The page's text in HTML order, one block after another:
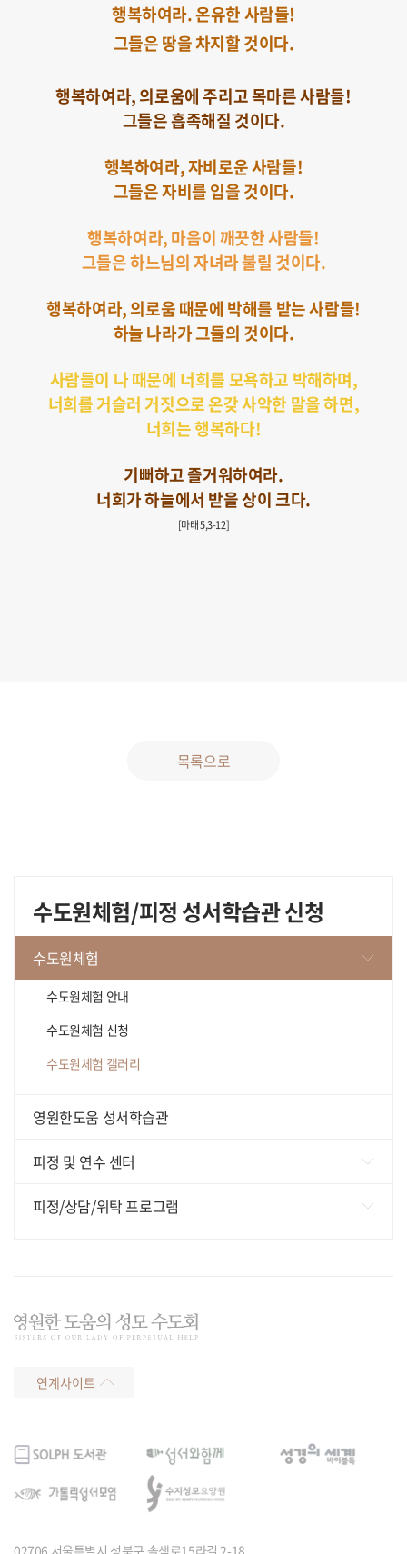
행복하여라. 온유한 사람들!
그들은 땅을 차지할 것이다.
행복하여라, 의로움에 주리고 목마른 사람들!
그들은 흡족해질 것이다.
행복하여라, 자비로운 사람들!
그들은 자비를 입을 것이다.
행복하여라, 마음이 깨끗한 사람들!
그들은 하느님의 자녀라 불릴 것이다.
행복하여라, 의로움 때문에 박해를 받는 사람들!
하늘 나라가 그들의 것이다.
사람들이 나 때문에 너희를 모욕하고 박해하며,
너희를 거슬러 거짓으로 온갖 사악한 말을 하면,
너희는 행복하다!
기뻐하고 즐거워하여라.
너희가 하늘에서 받을 상이 크다.
[마태 5,3-12]
목록으로
수도원체험/피정 성서학습관 신청
수도원체험
수도원체험 안내
수도원체험 신청
수도원체험 갤러리
영원한도움 성서학습관
피정 및 연수 센터
수지성모교육원
가정동 기도의 집
피정/상담/위탁 프로그램
연계사이트